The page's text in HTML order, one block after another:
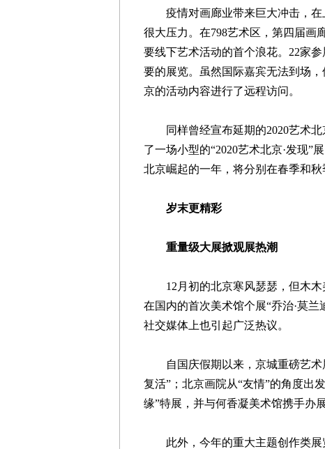
疫情对画廊业带来巨大冲击，在
很大压力。在798艺术区，第四届画
要线下艺术活动的首个浪花。22家
要的展览。虽然国际嘉宾无法到场
京的活动内容进行了远程访问。
同样曾经宣布延期的2020艺术北
了一场小型的“2020艺术北京·发现”
北京崛起的一年，将分别在春季和
岁末更精彩
重量级大展掀观展热潮
12月初的北京寒风瑟瑟，但木木
在国内的首次美术馆个展“乔治·莫
社交媒体上也引起广泛热议。
自国庆假期以来，京城重磅艺术
复活”；北京画院从“友情”的角度
缘”特展，并与何香凝美术馆携手办
此外，今年的重大主题创作类展